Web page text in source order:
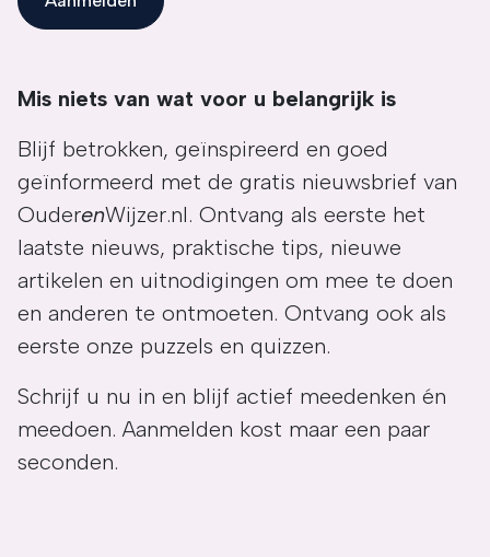
Mis niets van wat voor u belangrijk is
Blijf betrokken, geïnspireerd en goed
geïnformeerd met de gratis nieuwsbrief van
OuderenWijzer.nl. Ontvang als eerste het
laatste nieuws, praktische tips, nieuwe
artikelen en uitnodigingen om mee te doen
en anderen te ontmoeten. Ontvang ook als
eerste onze puzzels en quizzen.
Schrijf u nu in en blijf actief meedenken én
meedoen. Aanmelden kost maar een paar
seconden.